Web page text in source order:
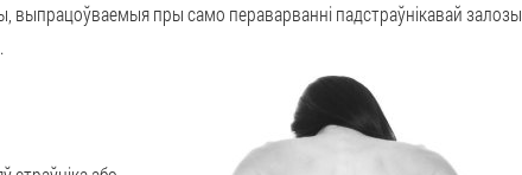
выпрацоўваемыя пры само пераварванні падстраўнікавай залозы